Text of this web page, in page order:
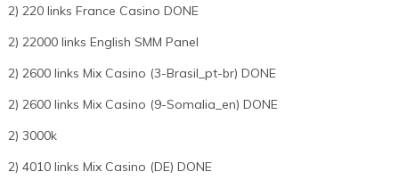
2) 220 links France Casino DONE
2) 22000 links English SMM Panel
2) 2600 links Mix Casino (3-Brasil_pt-br) DONE
2) 2600 links Mix Casino (9-Somalia_en) DONE
2) 3000k
2) 4010 links Mix Casino (DE) DONE